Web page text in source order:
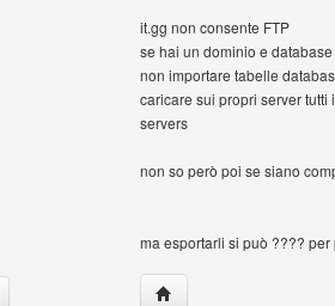
it.gg non consente FTP
se hai un dominio e
non importare tabelle
caricare sui propri server
servers
non so però poi se siano
ma esportarli si può ????
HomePage: